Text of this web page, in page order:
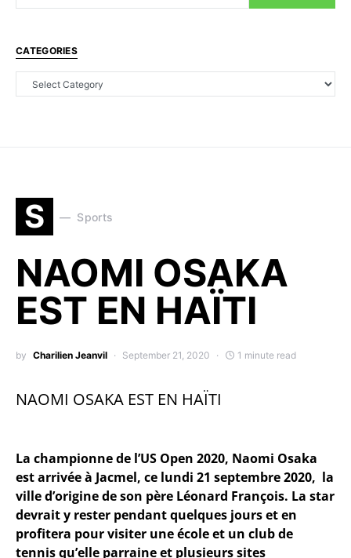
CATEGORIES
S Sports
NAOMI OSAKA
EST EN HAÏTI
by Charilien Jeanvil September 21, 2020 1 minute read
NAOMI OSAKA EST EN HAÏTI
La championne de l’US Open 2020, Naomi Osaka
est arrivée à Jacmel, ce lundi 21 septembre 2020, la
ville d’origine de son père Léonard François. La star
devrait y rester pendant quelques jours et en
profitera pour visiter une école et un club de
tennis qu’elle parraine et plusieurs sites